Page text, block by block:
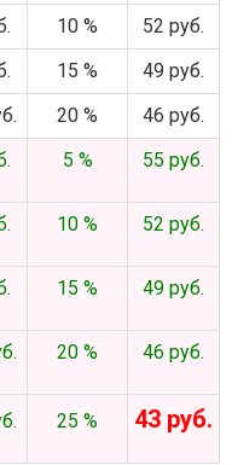
10 %
52 руб.
15 %
49 руб.
20 %
46 руб.
5 % 55 руб.
10 % 52 руб.
15 % 49 руб.
20 % 46 руб.
25 % 43 руб.